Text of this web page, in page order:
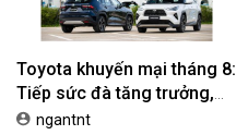
Toyota khuyến mại tháng 8:
Tiếp sức đà tăng trưởng,
tối ưu chi phí mua xe
ngantnt